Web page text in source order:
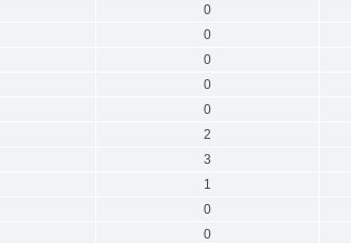
0
0
0
0
0
2
3
1
0
0